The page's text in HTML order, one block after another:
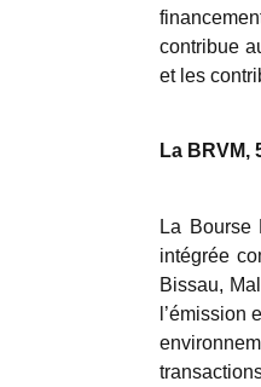
contribue
et les
La BRVM,
La Bourse
intégrée
Bissau,
l’émission